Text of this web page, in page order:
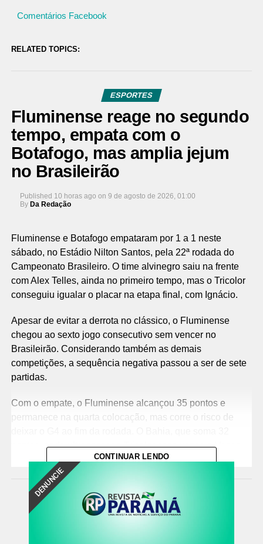
Comentários Facebook
RELATED TOPICS:
ESPORTES
Fluminense reage no segundo
tempo, empata com o
Botafogo, mas amplia jejum
no Brasileirão
Published 10 horas ago on 9 de agosto de 2026, 01:00
By Da Redação
Fluminense e Botafogo empataram por 1 a 1 neste
sábado, no Estádio Nilton Santos, pela 22ª rodada do
Campeonato Brasileiro. O time alvinegro saiu na frente
com Alex Telles, ainda no primeiro tempo, mas o Tricolor
conseguiu igualar o placar na etapa final, com Ignácio.
Apesar de evitar a derrota no clássico, o Fluminense
chegou ao sexto jogo consecutivo sem vencer no
Brasileirão. Considerando também as demais
competições, a sequência negativa passou a ser de sete
partidas.
Com o empate, o Fluminense alcançou 35 pontos e
permanece na quarta colocação, mas corre o risco de
pontos, pode ultrapassar o Tricolor caso vença o Vasco
por pelo menos dois gols de diferença.
O Botafogo continua na sétima posição, com 30 pontos,
mas ainda pode perder posições dependendo dos outros
resultados da rodada.
CONTINUAR LENDO
DENUNCIE